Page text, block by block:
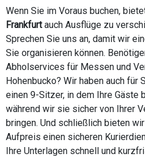
Wenn Sie im Voraus buchen,
Frankfurtauch Ausflüge zu
Sprechen Sie uns an, damit wir
Sie organisieren können.
Abholservices für Messen und
Hohenbucko? Wir haben auch für
einen 9-Sitzer, in dem Ihre Gäste
während wir sie sicher von Ihrer
bringen. Und schließlich bieten
Aufpreis einen sicheren
Ihre Unterlagen schnell und